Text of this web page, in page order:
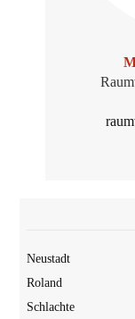
Neu­stadt
Roland
Schlach­te